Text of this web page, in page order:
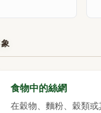
食物中的絲網
在穀物、麵粉、穀類